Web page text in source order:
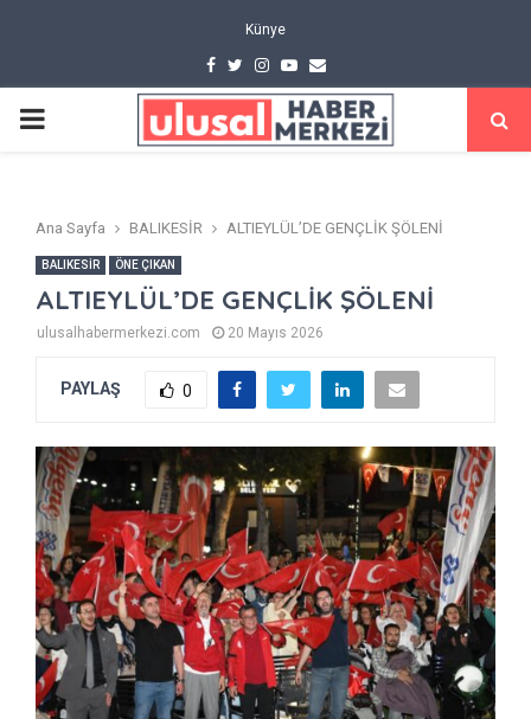
Künye
Facebook
TwitterInstagram
Youtube
Email
PRIMARY
Ana Sayfa BALIKESİR ALTIEYLÜL’DE GENÇLİK ŞÖLENİ
BALIKESİR ÖNE ÇIKAN
ALTIEYLÜL’DE GENÇLİK ŞÖLENİ
ulusalhabermerkezi.com 20 Mayıs 2026
PAYLAŞ 0